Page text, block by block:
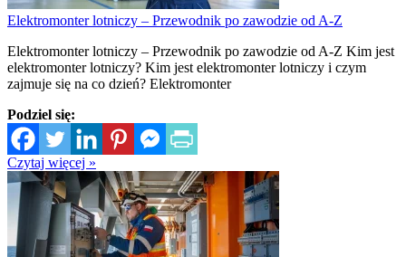
Elektromonter lotniczy – Przewodnik po zawodzie od A-Z
Elektromonter lotniczy – Przewodnik po zawodzie od A-Z Kim jest
elektromonter lotniczy? Kim jest elektromonter lotniczy i czym
zajmuje się na co dzień? Elektromonter
Podziel się:
Czytaj więcej »